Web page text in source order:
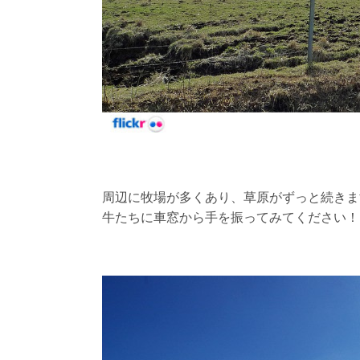
周辺に牧場が多くあり、草原がずっと続き
牛たちに車窓から手を振ってみてください！